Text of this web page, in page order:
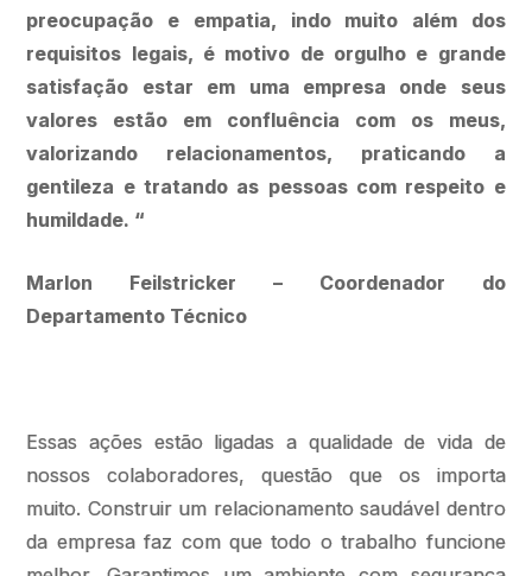
preocupação e empatia, indo muito além dos
requisitos legais, é motivo de orgulho e grande
satisfação estar em uma empresa onde seus
valores estão em confluência com os meus,
valorizando relacionamentos, praticando a
gentileza e tratando as pessoas com respeito e
humildade. “
Marlon Feilstricker – Coordenador do
Departamento Técnico
Essas ações estão ligadas a qualidade de vida de
nossos colaboradores, questão que os importa
muito. Construir um relacionamento saudável dentro
da empresa faz com que todo o trabalho funcione